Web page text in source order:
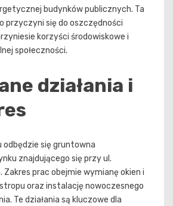
budynków publicznych. Ta
przyczyni się do oszczędności
korzyści środowiskowe i
społeczności.
działania i
odbędzie się gruntowna
znajdującego się przy ul.
Zakres prac obejmie wymianę okien i
oraz instalację nowoczesnego
Te działania są kluczowe dla